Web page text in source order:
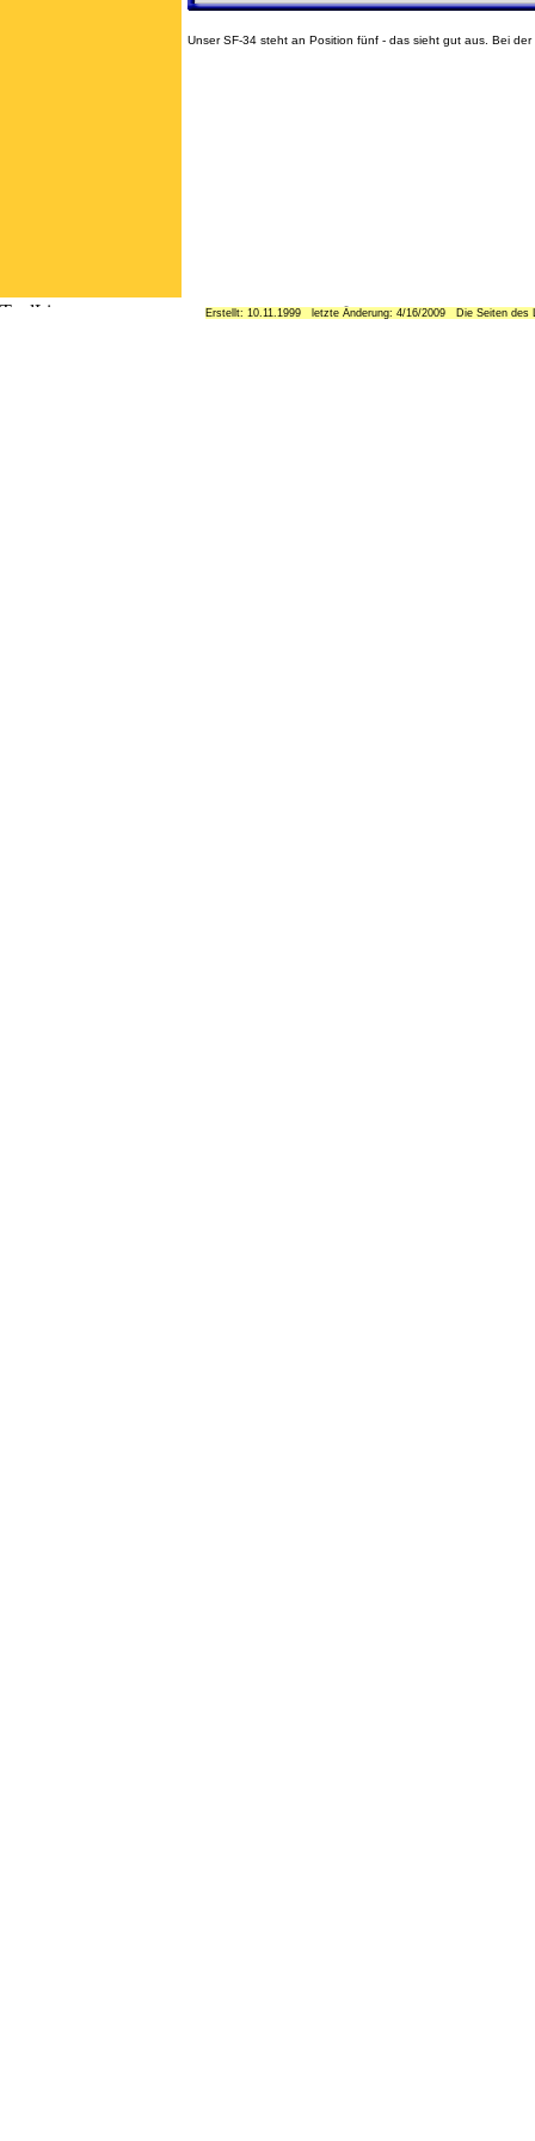
Unser SF-34 steht an Position fünf - das sieht gut aus. Bei
Erstellt: 10.11.1999 letzte Änderung: 4/16/2009 Die Seiten des